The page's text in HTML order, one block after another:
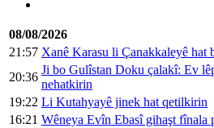
08/08/2026
21:57 Xanê Karasu li Çanakkaleyê hat
20:36
Ji bo Gulîstan Doku çalakî: Ev
nehatkirin
19:22 Li Kutahyayê jinek hat qetilkirin
16:21 Wêneya Evîn Ebasî gihaşt fînala